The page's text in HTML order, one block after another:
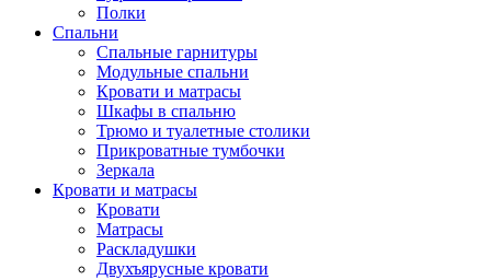
Полки
Спальни
Спальные гарнитуры
Модульные спальни
Кровати и матрасы
Шкафы в спальню
Трюмо и туалетные столики
Прикроватные тумбочки
Зеркала
Кровати и матрасы
Кровати
Матрасы
Раскладушки
Двухъярусные кровати